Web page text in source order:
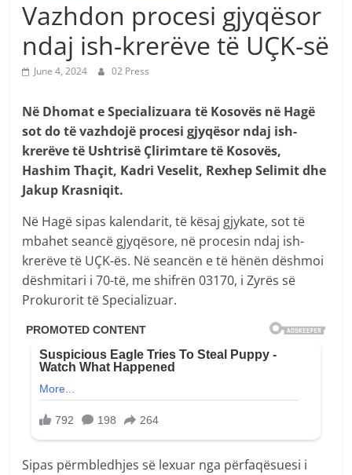
Vazhdon procesi gjyqësor
ndaj ish-krerëve të UÇK-së
June 4, 2024 02 Press
Në Dhomat e Specializuara të Kosovës në Hagë
sot do të vazhdojë procesi gjyqësor ndaj ish-
krerëve të Ushtrisë Çlirimtare të Kosovës,
Hashim Thaçit, Kadri Veselit, Rexhep Selimit dhe
Jakup Krasniqit.
Në Hagë sipas kalendarit, të kësaj gjykate, sot të
mbahet seancë gjyqësore, në procesin ndaj ish-
krerëve të UÇK-ës. Në seancën e të hënën dëshmoi
dëshmitari i 70-të, me shifrën 03170, i Zyrës së
Prokurorit të Specializuar.
Sipas përmbledhjes së lexuar nga përfaqësuesi i